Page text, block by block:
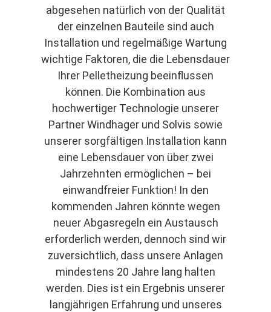
abgesehen natürlich von der Qualität
der einzelnen Bauteile sind auch
Installation und regelmäßige Wartung
wichtige Faktoren, die die Lebensdauer
Ihrer Pelletheizung beeinflussen
können. Die Kombination aus
hochwertiger Technologie unserer
Partner Windhager und Solvis sowie
unserer sorgfältigen Installation kann
eine Lebensdauer von über zwei
Jahrzehnten ermöglichen – bei
einwandfreier Funktion! In den
kommenden Jahren könnte wegen
neuer Abgasregeln ein Austausch
erforderlich werden, dennoch sind wir
zuversichtlich, dass unsere Anlagen
mindestens 20 Jahre lang halten
werden. Dies ist ein Ergebnis unserer
langjährigen Erfahrung und unseres